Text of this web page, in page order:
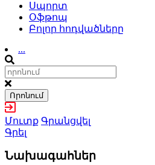
Սպորտ
Օֆթոպ
Բոլոր հոդվածները
...
Որոնում
Մուտք Գրանցվել
Գրել
Նախագահներ